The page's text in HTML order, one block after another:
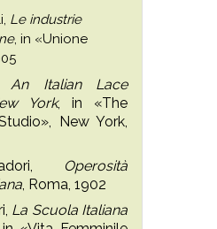
Le industrie
, in «Unione
An Italian Lace
York, in «The
New York,
Operosità
, Roma, 1902
La Scuola Italiana